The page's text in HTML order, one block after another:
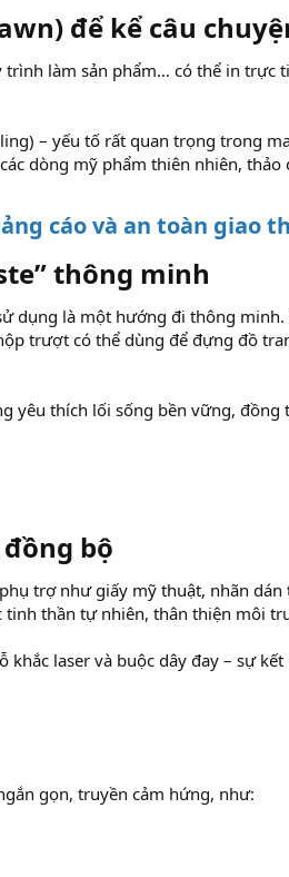
để kể câu
làm sản phẩm… có thể in trực
– yếu tố rất quan trọng trong
dòng mỹ phẩm thiên nhiên, thảo
cáo và an toàn giao
thông minh​
dụng là một hướng đi thông
trượt có thể dùng để đựng đồ
thích lối sống bền vững, đồng
bộ​
trợ như giấy mỹ thuật, nhãn
tinh thần tự nhiên, thân thiện môi
laser và buộc dây đay – sự kết
gọn, truyền cảm hứng, như: